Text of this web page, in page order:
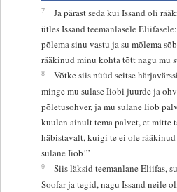
7
Ja pärast seda kui Issand oli
ütles Issand teemanlasele
põlema sinu vastu ja su mõlema
rääkinud minu kohta tõtt nagu mu
8
Võtke siis nüüd seitse
minge mu sulase Iiobi juurde ja
põletusohver, ja mu sulane Iiob
kuulen ainult tema palvet, et mitte
häbistavalt, kuigi te ei ole
sulane Iiob!”
9
Siis läksid teemanlane Eliifas,
Soofar ja tegid, nagu Issand neile